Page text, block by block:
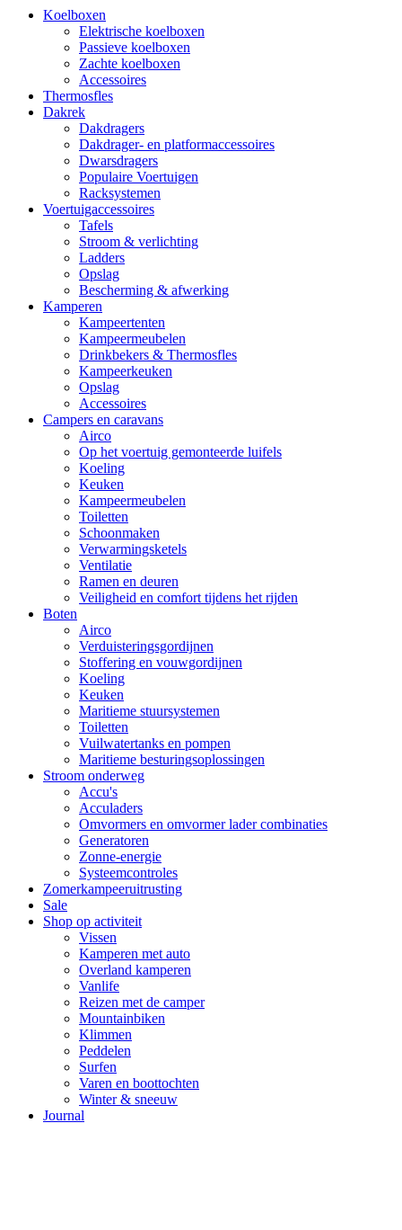
Koelboxen
Elektrische koelboxen
Passieve koelboxen
Zachte koelboxen
Accessoires
Thermosfles
Dakrek
Dakdragers
Dakdrager- en platformaccessoires
Dwarsdragers
Populaire Voertuigen
Racksystemen
Voertuigaccessoires
Tafels
Stroom & verlichting
Ladders
Opslag
Bescherming & afwerking
Kamperen
Kampeertenten
Kampeermeubelen
Drinkbekers & Thermosfles
Kampeerkeuken
Opslag
Accessoires
Campers en caravans
Airco
Op het voertuig gemonteerde luifels
Koeling
Keuken
Kampeermeubelen
Toiletten
Schoonmaken
Verwarmingsketels
Ventilatie
Ramen en deuren
Veiligheid en comfort tijdens het rijden
Boten
Airco
Verduisteringsgordijnen
Stoffering en vouwgordijnen
Koeling
Keuken
Maritieme stuursystemen
Toiletten
Vuilwatertanks en pompen
Maritieme besturingsoplossingen
Stroom onderweg
Accu's
Acculaders
Omvormers en omvormer lader combinaties
Generatoren
Zonne-energie
Systeemcontroles
Zomerkampeeruitrusting
Sale
Shop op activiteit
Vissen
Kamperen met auto
Overland kamperen
Vanlife
Reizen met de camper
Mountainbiken
Klimmen
Peddelen
Surfen
Varen en boottochten
Winter & sneeuw
Journal